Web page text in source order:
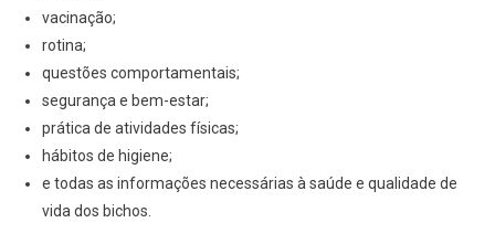
vacinação;
rotina;
questões comportamentais;
segurança e bem-estar;
prática de atividades físicas;
hábitos de higiene;
e todas as informações necessárias à saúde e qualidade de
vida dos bichos.